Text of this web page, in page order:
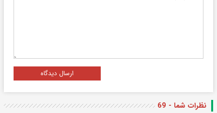
ارسال دیدگاه
نظرات شما - 69